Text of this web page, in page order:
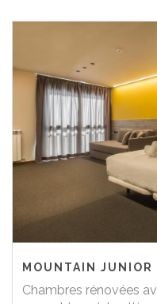
MOUNTAIN JUNIOR
Chambres rénovées